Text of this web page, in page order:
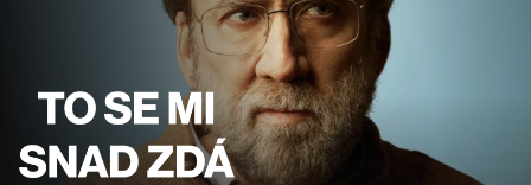
To se mi snad zdá